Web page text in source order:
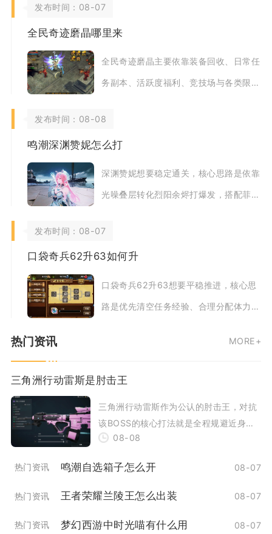
夺地，所有大
发布时间：08-07
全民奇迹磨晶哪里来
全民奇迹磨晶主要依靠装备回收、日常任
务副本、活跃度福利、竞技场与各类限时
稳定产出磨晶
发布时间：08-08
鸣潮深渊赞妮怎么打
深渊赞妮想要稳定通关，核心思路是依靠
光噪叠层转化烈阳余烬打爆发，搭配菲比
合精准弹反与
发布时间：08-07
口袋奇兵62升63如何升
口袋奇兵62升63想要平稳推进，核心思
路是优先清空任务经验、合理分配体力，
热门资讯 MORE+
三角洲行动雷斯是肘击王
三角洲行动雷斯作为公认的肘击王，对抗
该BOSS的核心打法就是全程规避近身肘
击判定，优先清除随从护卫，依托地形卡
08-08
热门资讯 鸣潮自选箱子怎么开 08-07
热门资讯 王者荣耀兰陵王怎么出装 08-07
热门资讯 梦幻西游中时光喵有什么用 08-07